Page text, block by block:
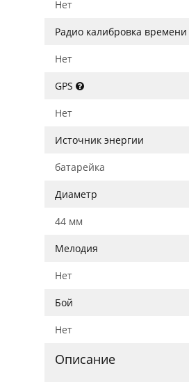
Нет
Радио калибровка времени
Нет
GPS
Нет
Источник энергии
батарейка
Диаметр
44 мм
Мелодия
Нет
Бой
Нет
Описание